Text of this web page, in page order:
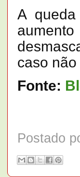
A
caso
Fonte:
Postado